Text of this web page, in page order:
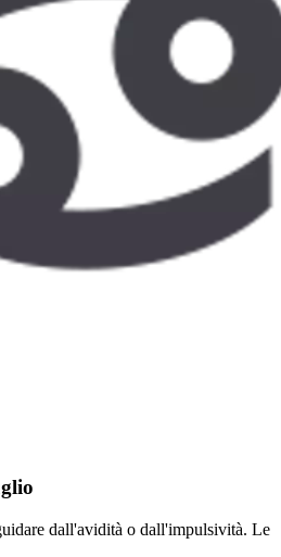
dall'avidità o dall'impulsività. Le